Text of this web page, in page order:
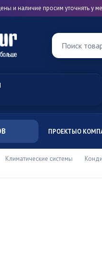
и наличие просим уточнять у
Поиск
ПРОЕКТЫО
Климатические системы